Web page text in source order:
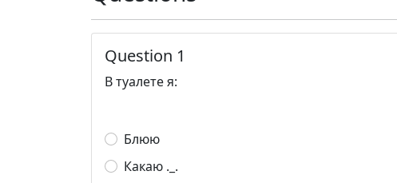
Question 1
В туалете я:
Блюю
Какаю ._.